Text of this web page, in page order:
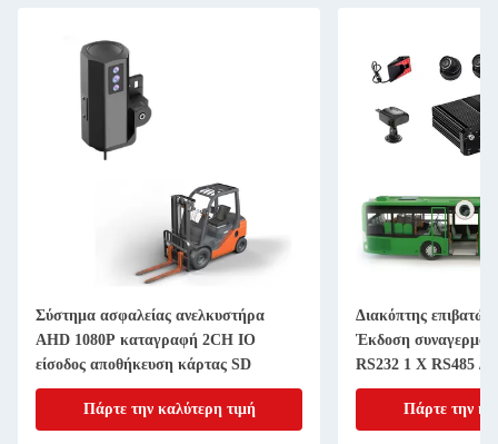
Σύστημα ασφαλείας ανελκυστήρα
AHD 1080P καταγραφή 2CH IO
είσοδος αποθήκευση κάρτας SD
Πάρτε την καλύτερη τιμή
Διακόπτης
Έκδοση
RS232 1 X RS485
AI DVR
Πάρτε την